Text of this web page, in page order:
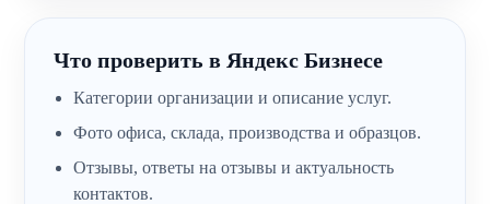
Что проверить в Яндекс Бизнесе
Категории организации и описание услуг.
Фото офиса, склада, производства и образцов.
Отзывы, ответы на отзывы и актуальность
контактов.